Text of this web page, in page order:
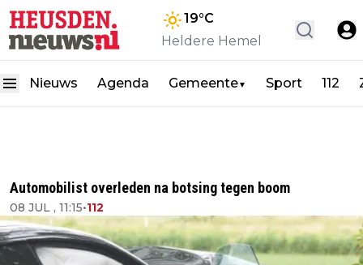
19°C
Heldere Hemel
Nieuws Agenda Gemeente▼ Sport 112
Automobilist overleden na botsing tegen boom
08 JUL , 11:15•112